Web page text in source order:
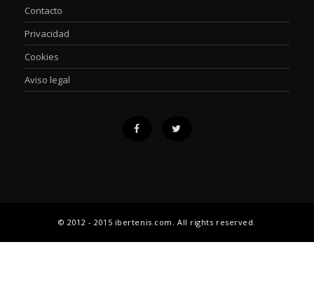
Contacto
Privacidad
Cookies
Aviso legal
© 2012 - 2015 ibertenis.com. All rights reserved.